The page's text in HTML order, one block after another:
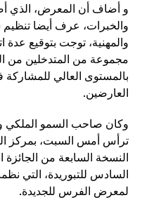
و أضاف أن المعرض، الذي
والخبرات، عرف أيضا
والمهنية، توجت بتوقيع عدة
مجموعة من المتدخلين من
بالمستوى العالي
العارضين.
وكان صاحب السمو الملكي
ترأس أمس السبت، بمركز
النسخة السابعة من
السادس للتبوريدة، التي
لمعرض الفرس للجديدة.